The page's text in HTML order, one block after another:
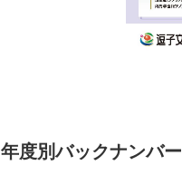
年度別バックナンバー